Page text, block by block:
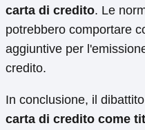
carta di credito. Le
potrebbero comportare
aggiuntive per
credito.
In conclusione, il
carta di credito come